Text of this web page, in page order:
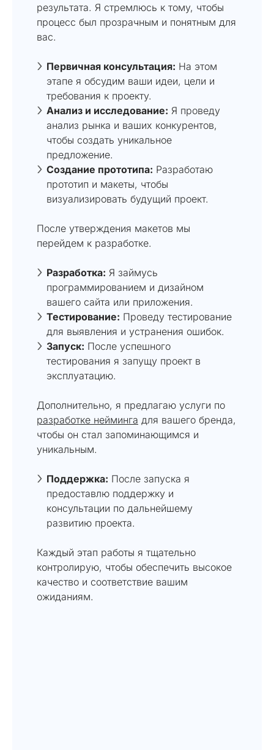
результата. Я стремлюсь к тому, чтобы
процесс был прозрачным и понятным для
вас.
Первичная консультация: На этом
этапе я обсудим ваши идеи, цели и
требования к проекту.
Анализ и исследование: Я проведу
анализ рынка и ваших конкурентов,
чтобы создать уникальное
предложение.
Создание прототипа: Разработаю
прототип и макеты, чтобы
визуализировать будущий проект.
После утверждения макетов мы
перейдем к разработке.
Разработка: Я займусь
программированием и дизайном
вашего сайта или приложения.
Тестирование: Проведу тестирование
для выявления и устранения ошибок.
Запуск: После успешного
тестирования я запущу проект в
эксплуатацию.
Дополнительно, я предлагаю услуги по
разработке нейминга для вашего бренда,
чтобы он стал запоминающимся и
уникальным.
Поддержка: После запуска я
предоставлю поддержку и
консультации по дальнейшему
развитию проекта.
Каждый этап работы я тщательно
контролирую, чтобы обеспечить высокое
качество и соответствие вашим
ожиданиям.